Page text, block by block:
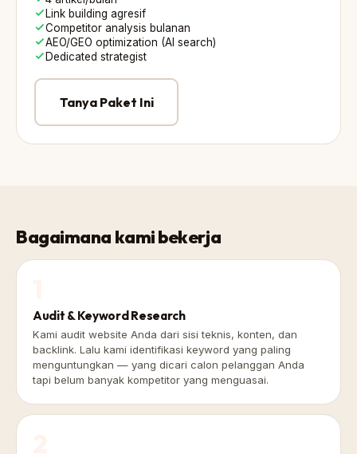
Link building agresif
Competitor analysis bulanan
AEO/GEO optimization (AI search)
Dedicated strategist
Tanya Paket Ini
Bagaimana kami bekerja
Audit & Keyword Research
Kami audit website Anda dari sisi teknis, konten, dan
backlink. Lalu kami identifikasi keyword yang paling
menguntungkan — yang dicari calon pelanggan Anda
tapi belum banyak kompetitor yang menguasai.